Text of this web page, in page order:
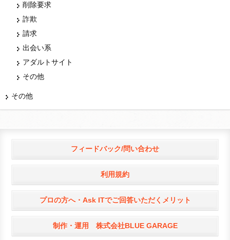
削除要求
詐欺
請求
出会い系
アダルトサイト
その他
その他
フィードバック/問い合わせ
利用規約
プロの方へ・Ask ITでご回答いただくメリット
制作・運用 株式会社BLUE GARAGE